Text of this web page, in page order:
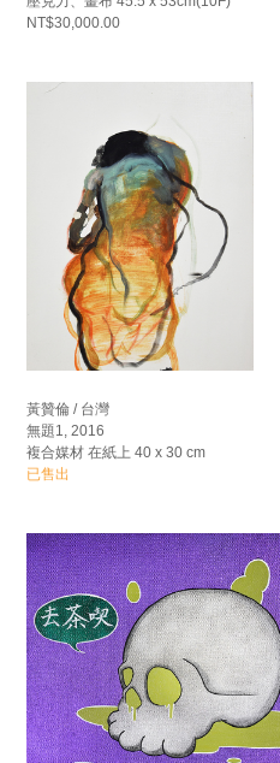
NT$30,000.00
黃贊倫 / 台灣
無題1, 2016
複合媒材 在紙上 40 x 30 cm
已售出